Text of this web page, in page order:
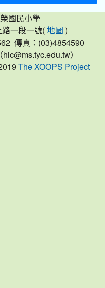
國民小學
一段一號( 地圖 )
傳真：(03)4854590
）
The XOOPS Project